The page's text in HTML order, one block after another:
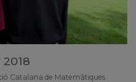
Catalana de Matemàtiques